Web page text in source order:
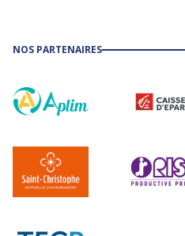
NOS PARTENAIRES